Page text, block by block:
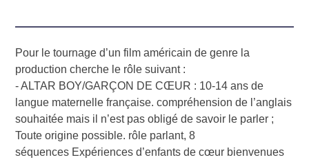
Pour le tournage d’un film américain de genre la
production cherche le rôle suivant :
- ALTAR BOY/GARÇON DE CŒUR : 10-14 ans de
langue maternelle française. compréhension de l’anglais
souhaitée mais il n’est pas obligé de savoir le parler ;
Toute origine possible. rôle parlant, 8
séquences Expériences d’enfants de cœur bienvenues